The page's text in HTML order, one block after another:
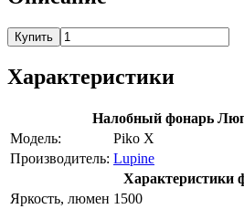
Купить
Характеристики
Налобный фонарь
Модель:
Piko X
Производитель: Lupine
Характеристики
Яркость, люмен 1500